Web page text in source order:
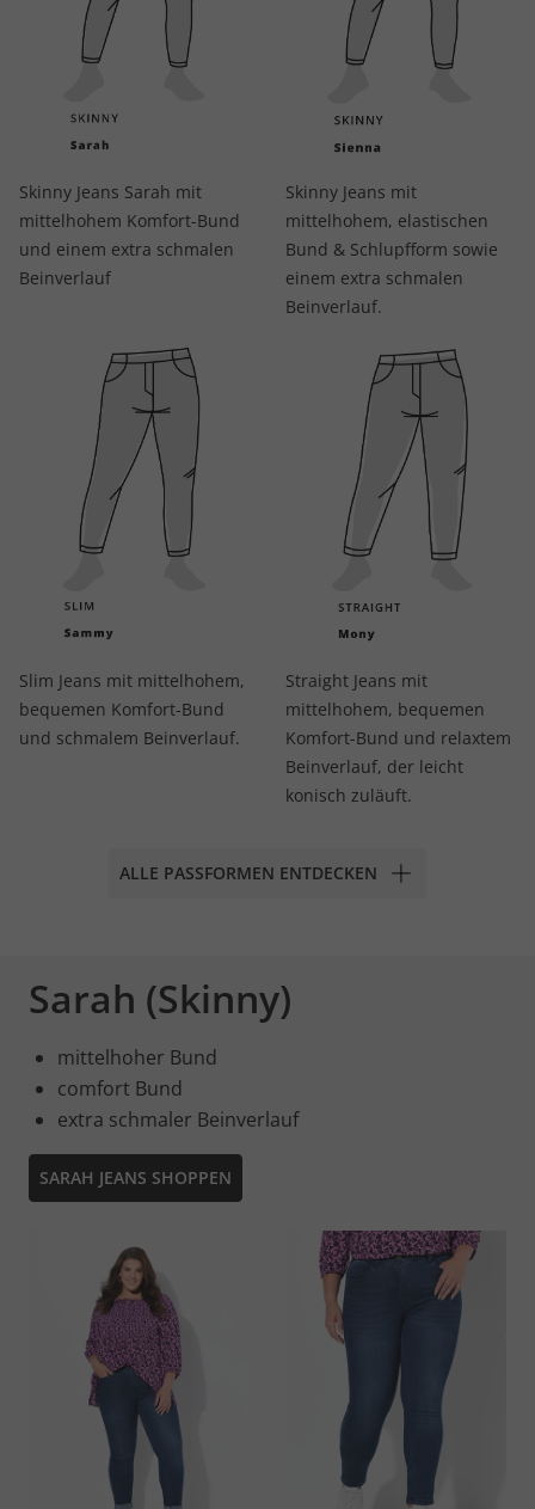
Skinny Jeans Sarah mit
mittelhohem Komfort-Bund
und einem extra schmalen
Beinverlauf
Skinny Jeans mit
mittelhohem, elastischen
Bund & Schlupfform sowie
einem extra schmalen
Beinverlauf.
Slim Jeans mit mittelhohem,
bequemen Komfort-Bund
und schmalem Beinverlauf.
Straight Jeans mit
mittelhohem, bequemen
Komfort-Bund und relaxtem
Beinverlauf, der leicht
konisch zuläuft.
ALLE PASSFORMEN ENTDECKEN
Sarah (Skinny)
mittelhoher Bund
comfort Bund
extra schmaler Beinverlauf
SARAH JEANS SHOPPEN